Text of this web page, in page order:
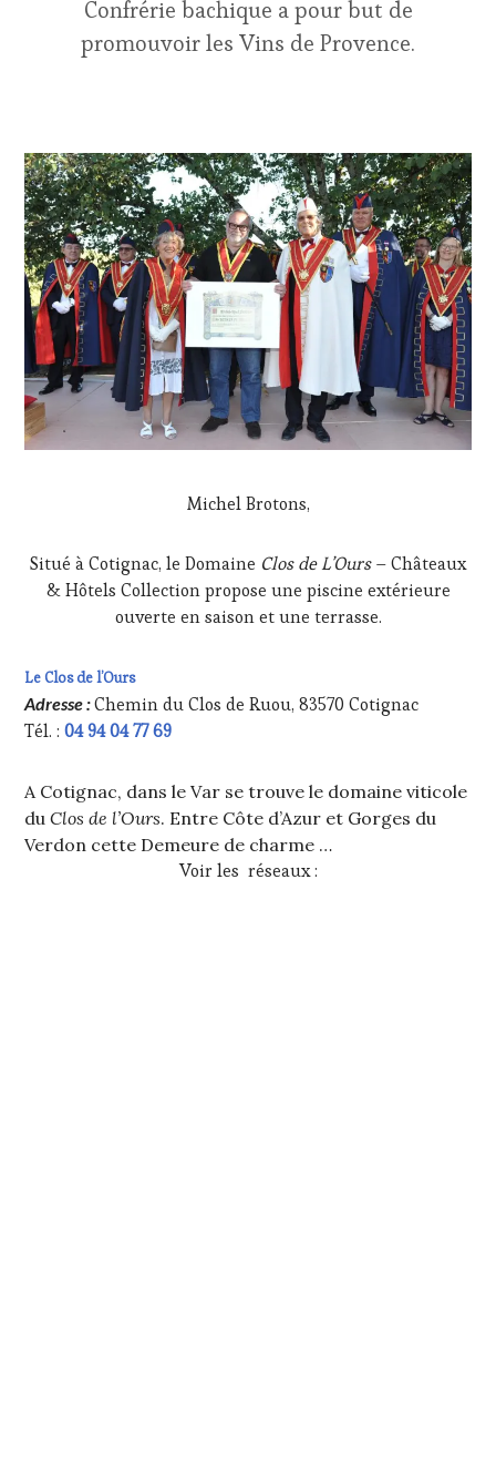
Confrérie bachique a pour but de
promouvoir les Vins de Provence.
Michel Brotons,
Situé à Cotignac, le Domaine Clos de L’Ours– Châteaux
& Hôtels Collection propose une piscine extérieure
ouverte en saison et une terrasse.
Le Clos de l’Ours
Adresse :Chemin du Clos de Ruou, 83570 Cotignac
Tél. :04 94 04 77 69
A Cotignac, dans le Var se trouve le domaine viticole
duClos de l’Ours. Entre Côte d’Azur et Gorges du
Verdon cette Demeure de charme …
Voir les réseaux :